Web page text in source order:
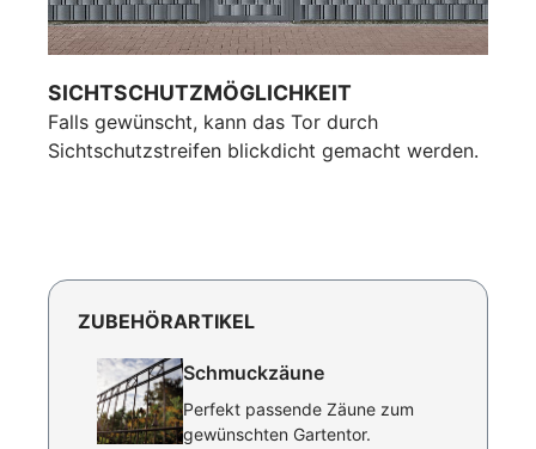
SICHTSCHUTZMÖGLICHKEIT
Falls gewünscht, kann das Tor durch
Sichtschutzstreifen blickdicht gemacht werden.
ZUBEHÖRARTIKEL
Schmuckzäune
Perfekt passende Zäune zum
gewünschten Gartentor.